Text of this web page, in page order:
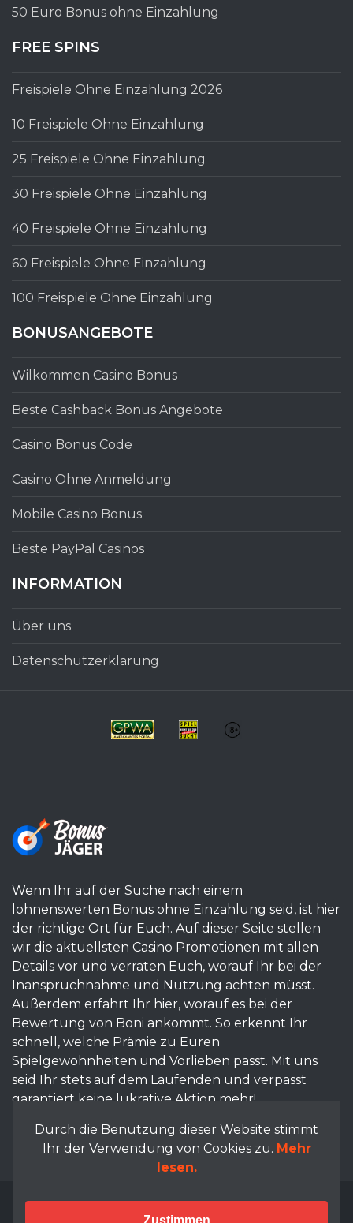
50 Euro Bonus ohne Einzahlung
FREE SPINS
Freispiele Ohne Einzahlung 2026
10 Freispiele Ohne Einzahlung
25 Freispiele Ohne Einzahlung
30 Freispiele Ohne Einzahlung
40 Freispiele Ohne Einzahlung
60 Freispiele Ohne Einzahlung
100 Freispiele Ohne Einzahlung
BONUSANGEBOTE
Wilkommen Casino Bonus
Beste Cashback Bonus Angebote
Casino Bonus Code
Casino Ohne Anmeldung
Mobile Casino Bonus
Beste PayPal Casinos
INFORMATION
Über uns
Datenschutzerklärung
Wenn Ihr auf der Suche nach einem
lohnenswerten Bonus ohne Einzahlung seid, ist hier
der richtige Ort für Euch. Auf dieser Seite stellen
wir die aktuellsten Casino Promotionen mit allen
Details vor und verraten Euch, worauf Ihr bei der
Inanspruchnahme und Nutzung achten müsst.
Außerdem erfahrt Ihr hier, worauf es bei der
Bewertung von Boni ankommt. So erkennt Ihr
schnell, welche Prämie zu Euren
Spielgewohnheiten und Vorlieben passt. Mit uns
seid Ihr stets auf dem Laufenden und verpasst
garantiert keine lukrative Aktion mehr!
Copyright © 2026- www.ottosmusikladen.de
Durch die Benutzung dieser Website stimmt
Ihr der Verwendung von Cookies zu. Mehr
lesen.
Zustimmen